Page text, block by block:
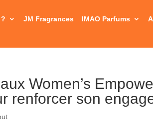
JM Fragrances IMAO Parfums
Women’s
renforcer son